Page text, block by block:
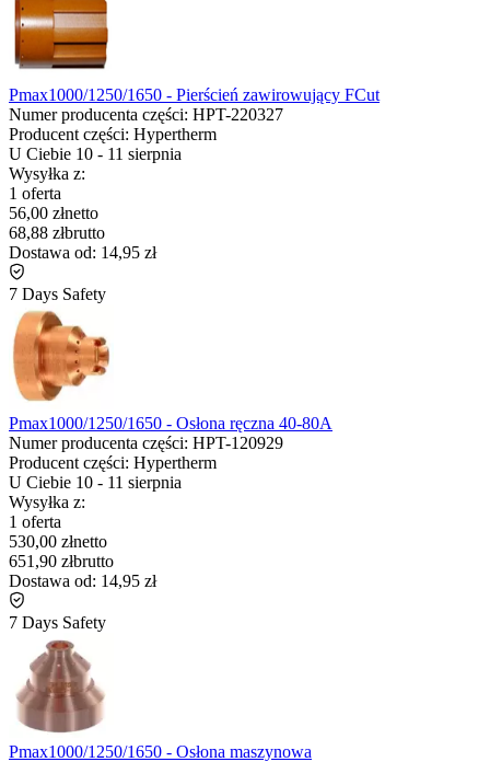
Pmax1000/1250/1650 - Pierścień zawirowujący FCut
Numer producenta części: HPT-220327
Producent części: Hypertherm
U Ciebie 10 - 11 sierpnia
Wysyłka z:
1 oferta
56,00 złnetto
68,88 złbrutto
Dostawa od: 14,95 zł
7 Days Safety
Pmax1000/1250/1650 - Osłona ręczna 40-80A
Numer producenta części: HPT-120929
Producent części: Hypertherm
U Ciebie 10 - 11 sierpnia
Wysyłka z:
1 oferta
530,00 złnetto
651,90 złbrutto
Dostawa od: 14,95 zł
7 Days Safety
Pmax1000/1250/1650 - Osłona maszynowa